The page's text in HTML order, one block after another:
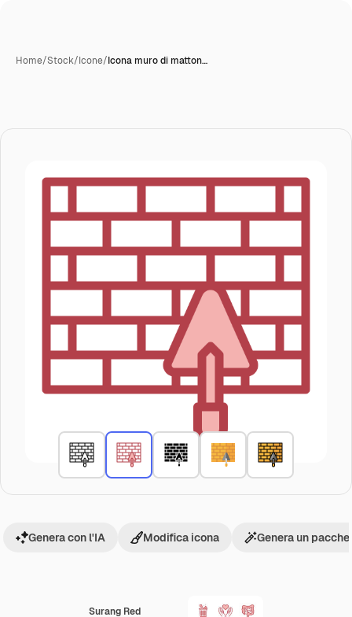
Home/Stock/Icone/Icona muro di matton…
Surang Red
Genera con l'IA Modifica icona Genera un